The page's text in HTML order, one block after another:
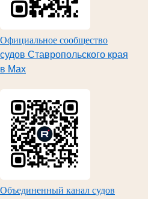
Официальное сообщество
судов Ставропольского края
в Max
Объединенный канал судов